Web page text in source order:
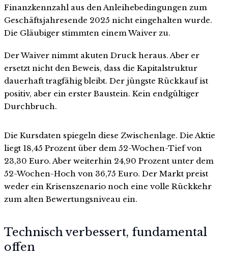
Finanzkennzahl aus den Anleihebedingungen zum
Geschäftsjahresende 2025 nicht eingehalten wurde.
Die Gläubiger stimmten einem Waiver zu.
Der Waiver nimmt akuten Druck heraus. Aber er
ersetzt nicht den Beweis, dass die Kapitalstruktur
dauerhaft tragfähig bleibt. Der jüngste Rückkauf ist
positiv, aber ein erster Baustein. Kein endgültiger
Durchbruch.
Die Kursdaten spiegeln diese Zwischenlage. Die Aktie
liegt 18,45 Prozent über dem 52-Wochen-Tief von
23,30 Euro. Aber weiterhin 24,90 Prozent unter dem
52-Wochen-Hoch von 36,75 Euro. Der Markt preist
weder ein Krisenszenario noch eine volle Rückkehr
zum alten Bewertungsniveau ein.
Technisch verbessert, fundamental
offen